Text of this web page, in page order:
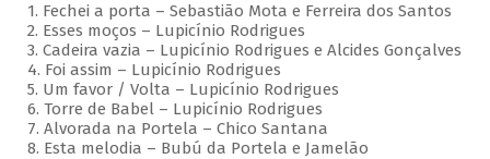
1. Fechei a porta – Sebastião Mota e Ferreira dos Santos
2. Esses moços – Lupicínio Rodrigues
3. Cadeira vazia – Lupicínio Rodrigues e Alcides Gonçalves
4. Foi assim – Lupicínio Rodrigues
5. Um favor / Volta – Lupicínio Rodrigues
6. Torre de Babel – Lupicínio Rodrigues
7. Alvorada na Portela – Chico Santana
8. Esta melodia – Bubú da Portela e Jamelão